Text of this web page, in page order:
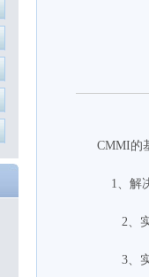
CMMI
1、解
2、实
3、实